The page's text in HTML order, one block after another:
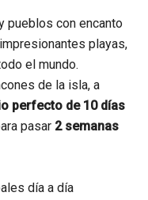
pueblos con encanto
playas,
el mundo.
de la isla, a
perfecto de 10 días
pasar 2 semanas
día a día